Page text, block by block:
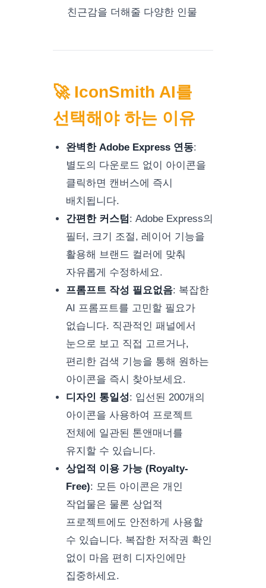
친근감을 더해줄 다양한 인물
🚀 IconSmith AI를
선택해야 하는 이유
완벽한 Adobe Express 연동:
별도의 다운로드 없이 아이콘을
클릭하면 캔버스에 즉시
배치됩니다.
간편한 커스텀 : Adobe Express의
필터, 크기 조절, 레이어 기능을
활용해 브랜드 컬러에 맞춰
자유롭게 수정하세요.
프롬프트 작성 필요없음: 복잡한
AI 프롬프트를 고민할 필요가
없습니다. 직관적인 패널에서
눈으로 보고 직접 고르거나,
편리한 검색 기능을 통해 원하는
아이콘을 즉시 찾아보세요.
디자인 통일성: 입선된 200개의
아이콘을 사용하여 프로젝트
전체에 일관된 톤앤매너를
유지할 수 있습니다.
상업적 이용 가능 (Royalty-
Free): 모든 아이콘은 개인
작업물은 물론 상업적
프로젝트에도 안전하게 사용할
수 있습니다. 복잡한 저작권 확인
없이 마음 편히 디자인에만
집중하세요.